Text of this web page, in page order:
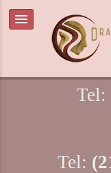
Tel:
Tel: